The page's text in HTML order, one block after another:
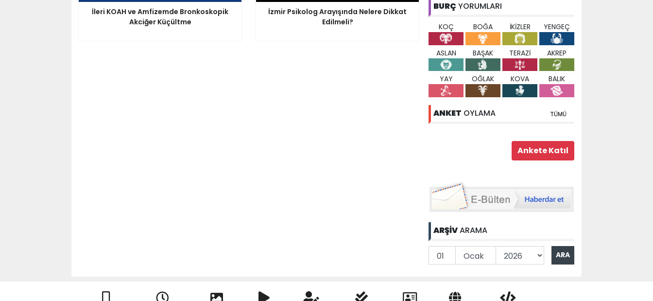
İleri KOAH ve Amfizemde Bronkoskopik
Akciğer Küçültme
İzmir Psikolog Arayışında Nelere Dikkat
Edilmeli?
BURÇ YORUMLARI
KOÇ BOĞA İKİZLER YENGEÇ
ASLAN BAŞAK TERAZİ AKREP
YAY OĞLAK KOVA BALIK
ANKET OYLAMA TÜMÜ
ARŞİVARAMA